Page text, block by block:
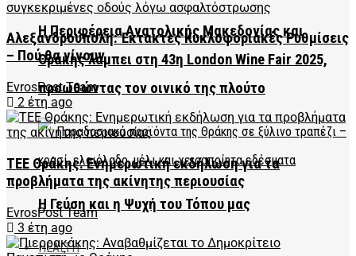
Η Περιφέρεια Ανατολικής Μακεδονίας και
Θράκης λάμπει στη 43η London Wine Fair 2025,
προωθώντας τον οινικό της πλούτο
Η Γεύση και η Ψυχή του Τόπου μας
HEALTH
Αλεξανδρούπολη: Έκτακτες Κυκλοφοριακές Ρυθμίσεις
– Πού θα γίνουν
EvrosPost Team
2 έτη ago
ΤΕΕ Θράκης: Ενημερωτική εκδήλωση για τα
προβλήματα της ακίνητης περιουσίας
EvrosPost Team
3 έτη ago